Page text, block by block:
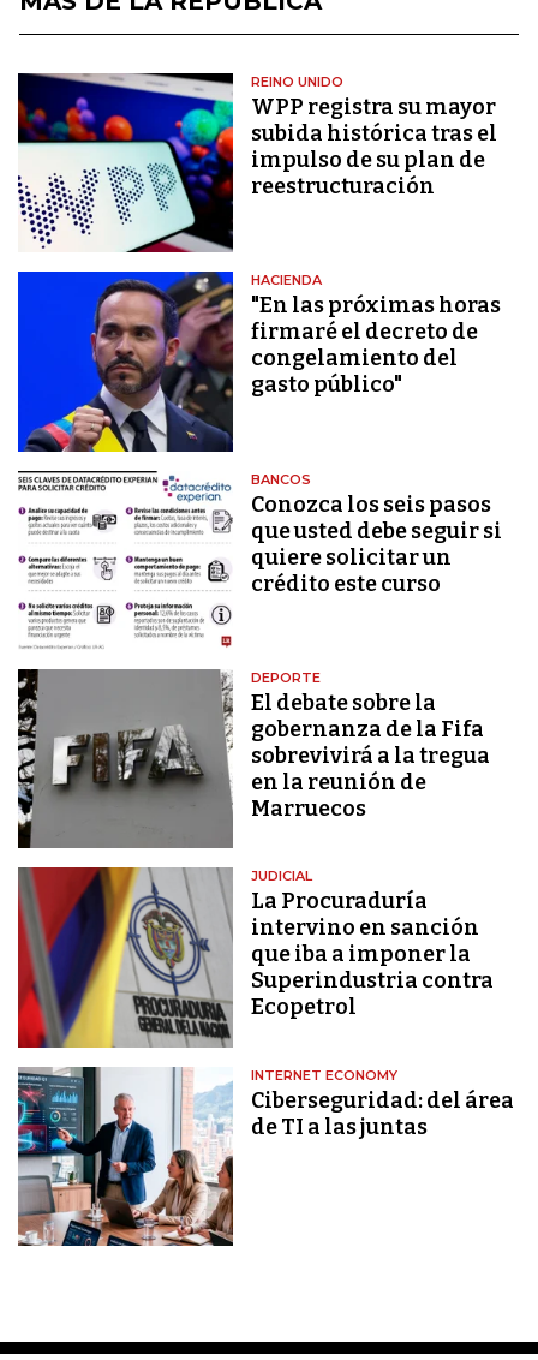
REINO UNIDO
WPP registra su mayor
subida histórica tras el
impulso de su plan de
reestructuración
HACIENDA
"En las próximas horas
firmaré el decreto de
congelamiento del
gasto público"
BANCOS
Conozca los seis pasos
que usted debe seguir si
quiere solicitar un
crédito este curso
DEPORTE
El debate sobre la
gobernanza de la Fifa
sobrevivirá a la tregua
en la reunión de
Marruecos
JUDICIAL
La Procuraduría
intervino en sanción
que iba a imponer la
Superindustria contra
Ecopetrol
INTERNET ECONOMY
Ciberseguridad: del área
de TI a las juntas